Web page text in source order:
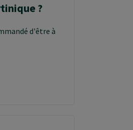
?
d'être à